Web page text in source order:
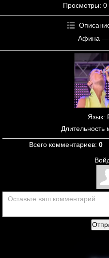
Просмотры: 0
Афина —
Язык:
Длительность
Всего комментариев: 0